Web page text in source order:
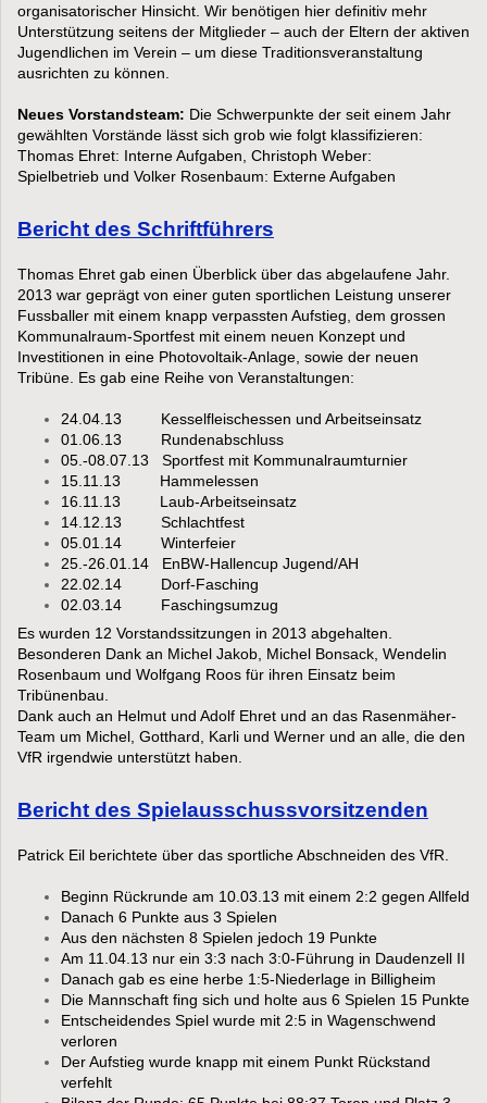
organisatorischer Hinsicht. Wir benötigen hier definitiv mehr
Unterstützung seitens der Mitglieder – auch der Eltern der aktiven
Jugendlichen im Verein – um diese Traditionsveranstaltung
ausrichten zu können.
Neues Vorstandsteam: Die Schwerpunkte der seit einem Jahr
gewählten Vorstände lässt sich grob wie folgt klassifizieren:
Thomas Ehret: Interne Aufgaben, Christoph Weber:
Spielbetrieb und Volker Rosenbaum: Externe Aufgaben
Bericht des Schriftführers
Thomas Ehret gab einen Überblick über das abgelaufene Jahr.
2013 war geprägt von einer guten sportlichen Leistung unserer
Fussballer mit einem knapp verpassten Aufstieg, dem grossen
Kommunalraum-Sportfest mit einem neuen Konzept und
Investitionen in eine Photovoltaik-Anlage, sowie der neuen
Tribüne. Es gab eine Reihe von Veranstaltungen:
24.04.13 Kesselfleischessen und Arbeitseinsatz
01.06.13 Rundenabschluss
05.-08.07.13 Sportfest mit Kommunalraumturnier
15.11.13 Hammelessen
16.11.13 Laub-Arbeitseinsatz
14.12.13 Schlachtfest
05.01.14 Winterfeier
25.-26.01.14 EnBW-Hallencup Jugend/AH
22.02.14 Dorf-Fasching
02.03.14 Faschingsumzug
Es wurden 12 Vorstandssitzungen in 2013 abgehalten.
Besonderen Dank an Michel Jakob, Michel Bonsack, Wendelin
Rosenbaum und Wolfgang Roos für ihren Einsatz beim
Tribünenbau.
Dank auch an Helmut und Adolf Ehret und an das Rasenmäher-
Team um Michel, Gotthard, Karli und Werner und an alle, die den
VfR irgendwie unterstützt haben.
Bericht des Spielausschussvorsitzenden
Patrick Eil berichtete über das sportliche Abschneiden des VfR.
Beginn Rückrunde am 10.03.13 mit einem 2:2 gegen Allfeld
Danach 6 Punkte aus 3 Spielen
Aus den nächsten 8 Spielen jedoch 19 Punkte
Am 11.04.13 nur ein 3:3 nach 3:0-Führung in Daudenzell II
Danach gab es eine herbe 1:5-Niederlage in Billigheim
Die Mannschaft fing sich und holte aus 6 Spielen 15 Punkte
Entscheidendes Spiel wurde mit 2:5 in Wagenschwend
verloren
Der Aufstieg wurde knapp mit einem Punkt Rückstand
verfehlt